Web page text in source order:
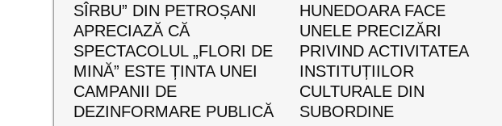
SÎRBU” DIN PETROȘANI
APRECIAZĂ CĂ
SPECTACOLUL „FLORI DE
MINĂ” ESTE ȚINTA UNEI
CAMPANII DE
DEZINFORMARE PUBLICĂ
HUNEDOARA FACE
UNELE PRECIZĂRI
PRIVIND ACTIVITATEA
INSTITUȚIILOR
CULTURALE DIN
SUBORDINE